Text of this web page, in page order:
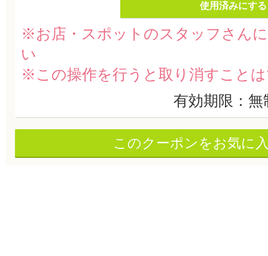
使用済みにする
※お店・スポットのスタッフさん
い
※この操作を行うと取り消すこと
有効期限：無
このクーポンをお気に